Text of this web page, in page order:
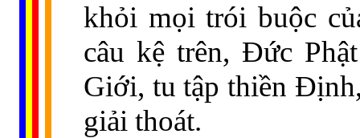
khỏi mọi trói buộc
câu kệ trên, Đức
Giới, tu tập thiền
giải thoát.